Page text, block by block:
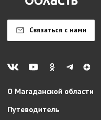
Связаться с нами
О Магаданской области
Путеводитель